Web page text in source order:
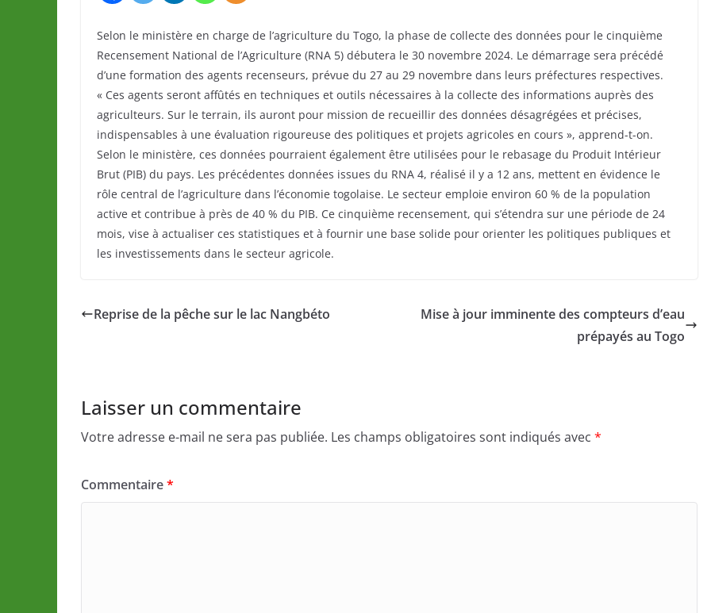
Selon le ministère en charge de l’agriculture du Togo, la phase de collecte des données pour le cinquième
Recensement National de l’Agriculture (RNA 5) débutera le 30 novembre 2024. Le démarrage sera précédé
d’une formation des agents recenseurs, prévue du 27 au 29 novembre dans leurs préfectures respectives.
« Ces agents seront affûtés en techniques et outils nécessaires à la collecte des informations auprès des
agriculteurs. Sur le terrain, ils auront pour mission de recueillir des données désagrégées et précises,
indispensables à une évaluation rigoureuse des politiques et projets agricoles en cours », apprend-t-on.
Selon le ministère, ces données pourraient également être utilisées pour le rebasage du Produit Intérieur
Brut (PIB) du pays. Les précédentes données issues du RNA 4, réalisé il y a 12 ans, mettent en évidence le
rôle central de l’agriculture dans l’économie togolaise. Le secteur emploie environ 60 % de la population
active et contribue à près de 40 % du PIB. Ce cinquième recensement, qui s’étendra sur une période de 24
mois, vise à actualiser ces statistiques et à fournir une base solide pour orienter les politiques publiques et
les investissements dans le secteur agricole.
Reprise de la pêche sur le lac Nangbéto
Mise à jour imminente des compteurs d’eau
prépayés au Togo
Laisser un commentaire
Votre adresse e-mail ne sera pas publiée. Les champs obligatoires sont indiqués avec *
Commentaire*